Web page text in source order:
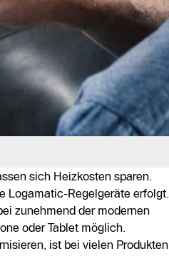
sich Heizkosten sparen.
Logamatic-Regelgeräte erfolgt.
zunehmend der modernen
oder Tablet möglich.
ist bei vielen Produkten